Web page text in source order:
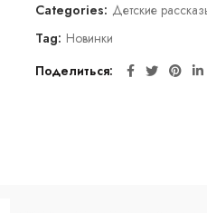
Categories: Детские
Tag: Новинки
Поделиться